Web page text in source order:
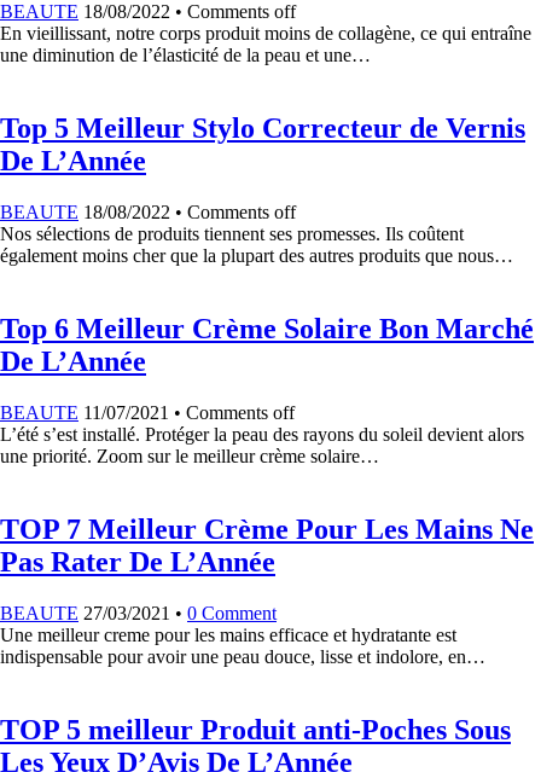
BEAUTE 18/08/2022 • Comments off
En vieillissant, notre corps produit moins de collagène, ce qui entraîne
une diminution de l’élasticité de la peau et une…
Top 5 Meilleur Stylo Correcteur de Vernis
De L’Année
BEAUTE 18/08/2022 • Comments off
Nos sélections de produits tiennent ses promesses. Ils coûtent
également moins cher que la plupart des autres produits que nous…
Top 6 Meilleur Crème Solaire Bon Marché
De L’Année
BEAUTE 11/07/2021 • Comments off
L’été s’est installé. Protéger la peau des rayons du soleil devient alors
une priorité. Zoom sur le meilleur crème solaire…
TOP 7 Meilleur Crème Pour Les Mains Ne
Pas Rater De L’Année
BEAUTE 27/03/2021 • 0 Comment
Une meilleur creme pour les mains efficace et hydratante est
indispensable pour avoir une peau douce, lisse et indolore, en…
TOP 5 meilleur Produit anti-Poches Sous
Les Yeux D’Avis De L’Année